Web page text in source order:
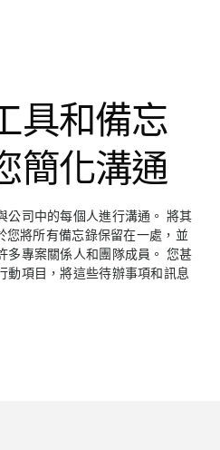
具和備忘
簡化溝通
公司中的每個人進行溝通。 將其
您將所有備忘錄保留在一處，並
多專案關係人和團隊成員。 您甚
動項目，將這些待辦事項和訊息